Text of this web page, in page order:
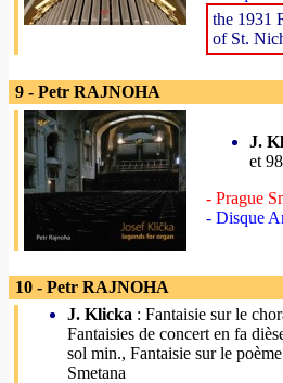
the 1931
of St.
9 - Petr RAJNOHA
J.
et
- Prague
- Disque
10 - Petr RAJNOHA
J. Klicka : Fantaisie sur le
Fantaisies de concert en fa
sol min., Fantaisie sur le
Smetana